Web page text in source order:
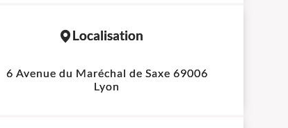
Localisation
6 Avenue du Maréchal de Saxe 69006
Lyon